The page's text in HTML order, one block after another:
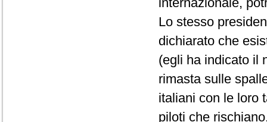
Lo stesso
dichiarato che
(egli ha indicato il
rimasta sulle
italiani con le loro
piloti che